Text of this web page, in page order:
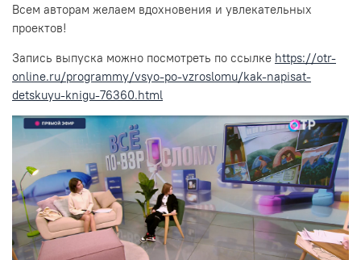
Всем авторам желаем вдохновения и увлекательных
проектов!
Запись выпуска можно посмотреть по ссылке https://otr-
online.ru/programmy/vsyo-po-vzroslomu/kak-napisat-
detskuyu-knigu-76360.html